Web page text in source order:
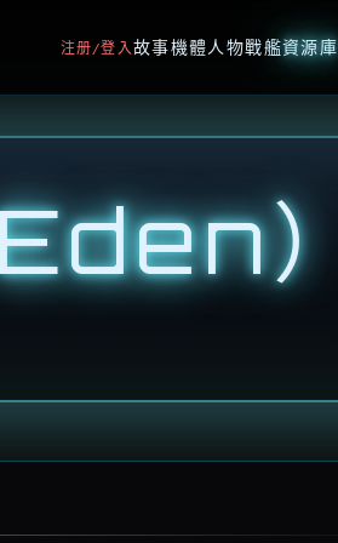
注册/登入 故事機體人物戰艦資源庫
）